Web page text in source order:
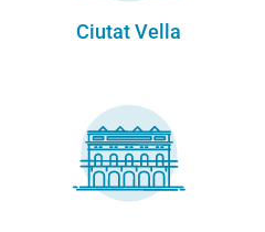
Ciutat Vella